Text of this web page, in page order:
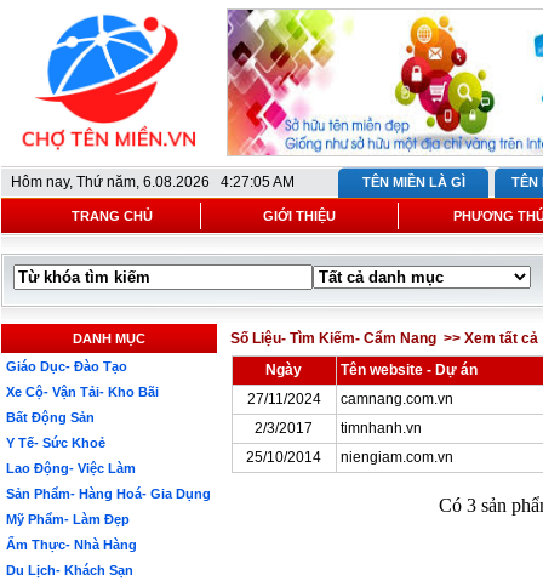
Hôm nay, Thứ năm, 6.08.2026 4:27:05 AM TÊN MIỀN LÀ GÌ TÊN
TRANG CHỦ GIỚI THIỆU PHƯƠNG
DANH MỤC
Giáo Dục- Đào Tạo
Xe Cộ- Vận Tải- Kho Bãi
Bất Động Sản
Y Tế- Sức Khoẻ
Lao Động- Việc Làm
Sản Phẩm- Hàng Hoá- Gia Dụng
Mỹ Phẩm- Làm Đẹp
Ẩm Thực- Nhà Hàng
Du Lịch- Khách Sạn
Số Liệu- Tìm Kiếm- Cẩm Nang >> Xem tất cả
Ngày
Tên website - Dự án
27/11/2024
camnang.com.vn
2/3/2017
timnhanh.vn
25/10/2014
niengiam.com.vn
Có 3 sản